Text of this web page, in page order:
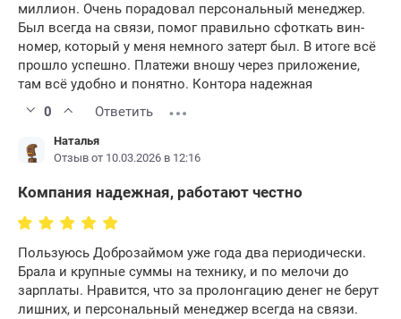
миллион. Очень порадовал персональный менеджер.
Был всегда на связи, помог правильно сфоткать вин-
номер, который у меня немного затерт был. В итоге всё
прошло успешно. Платежи вношу через приложение,
там всё удобно и понятно. Контора надежная
0
Ответить
Наталья
Отзыв от 10.03.2026 в 12:16
Компания надежная, работают честно
Пользуюсь Доброзаймом уже года два периодически.
Брала и крупные суммы на технику, и по мелочи до
зарплаты. Нравится, что за пролонгацию денег не берут
лишних, и персональный менеджер всегда на связи.